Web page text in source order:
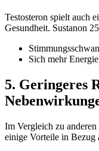
Testosteron spielt auch
Gesundheit. Sustanon
Sich mehr
5. Geringeres
Im Vergleich zu anderen
einige Vorteile in